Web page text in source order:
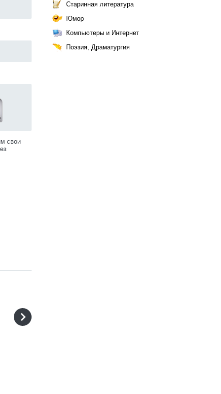
свои
Старинная литература
Юмор
Компьютеры и Интернет
Поэзия, Драматургия